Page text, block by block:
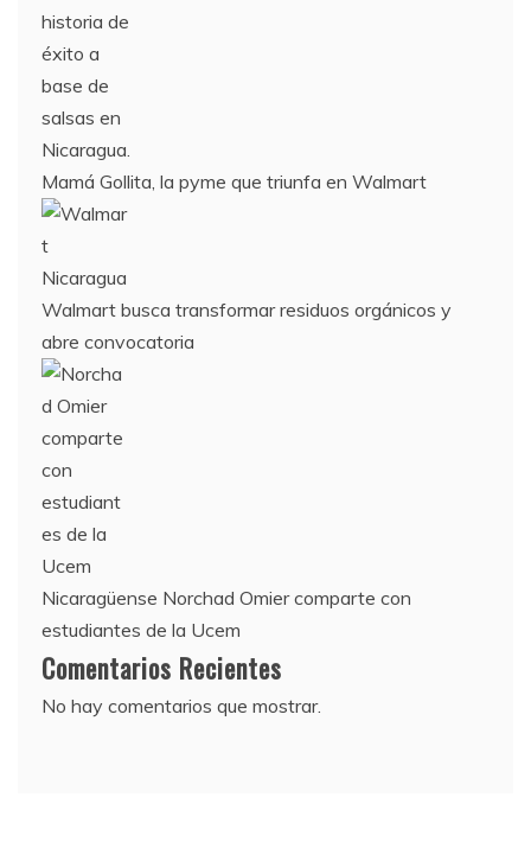
Mamá Gollita, la pyme que triunfa en Walmart
Walmart busca transformar residuos orgánicos y
abre convocatoria
Nicaragüense Norchad Omier comparte con
estudiantes de la Ucem
Comentarios Recientes
No hay comentarios que mostrar.